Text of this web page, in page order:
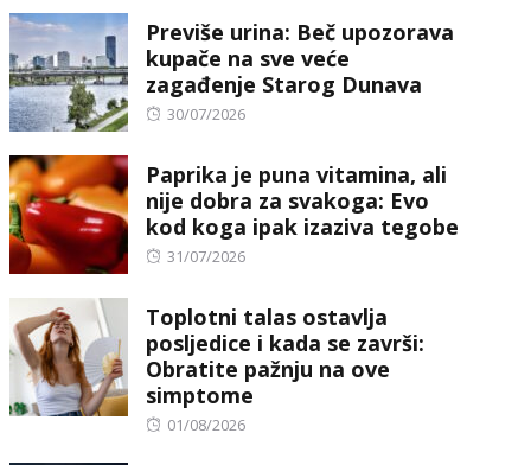
Previše urina: Beč upozorava
kupače na sve veće
zagađenje Starog Dunava
Posted
30/07/2026
Paprika je puna vitamina, ali
nije dobra za svakoga: Evo
kod koga ipak izaziva tegobe
Posted
31/07/2026
Toplotni talas ostavlja
posljedice i kada se završi:
Obratite pažnju na ove
simptome
Posted
01/08/2026